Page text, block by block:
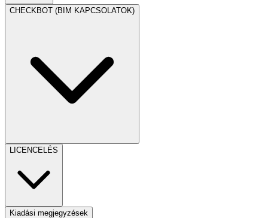
CHECKBOT (BIM KAPCSOLATOK)
LICENCELÉS
Kiadási megjegyzések